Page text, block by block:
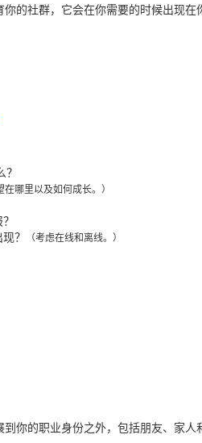
的社群，它会在你需要的时候出现在
在哪里以及如何成长。）
？
（考虑在线和离线。）
你的职业身份之外，包括朋友、家人